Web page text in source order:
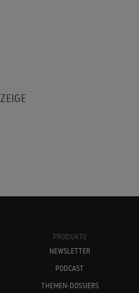
PRODUKTE
NEWSLETTER
PODCAST
THEMEN-DOSSIERS